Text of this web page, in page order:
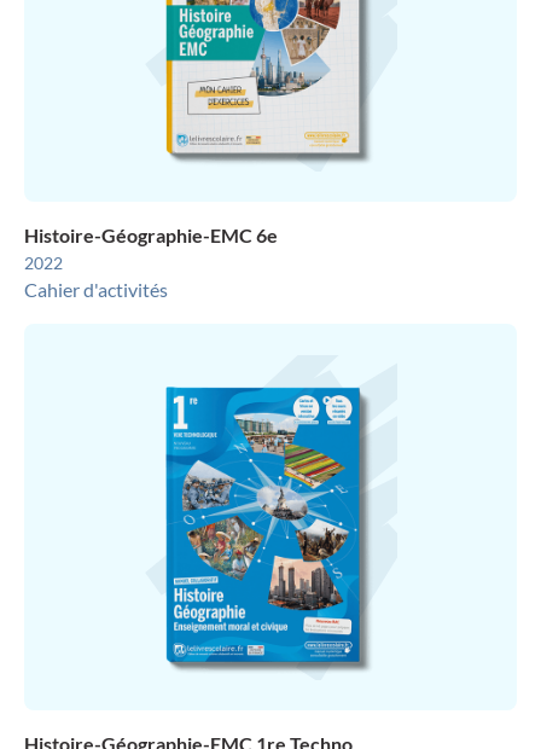
Histoire-Géographie-EMC 6e
2022
Cahier d'activités
Histoire-Géographie-EMC 1re Techno